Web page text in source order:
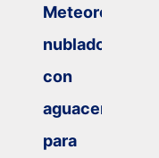
Meteorología:
nublados
con
aguaceros
para